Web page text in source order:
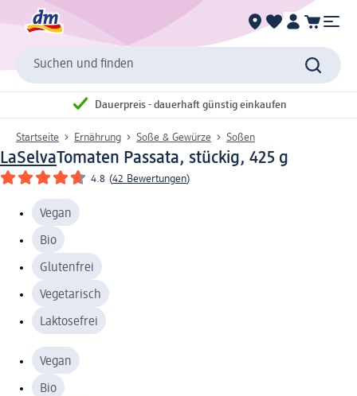
Suchen und finden
Dauerpreis - dauerhaft günstig einkaufen
Startseite Ernährung Soße & Gewürze Soßen
LaSelvaTomaten Passata, stückig, 425 g
4.8 (42 Bewertungen)
Vegan
Bio
Glutenfrei
Vegetarisch
Laktosefrei
Vegan
Bio